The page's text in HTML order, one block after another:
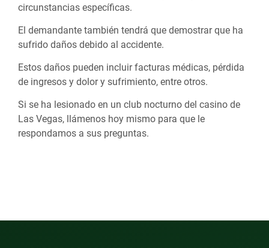
circunstancias específicas.
El demandante también tendrá que demostrar que ha
sufrido daños debido al accidente.
Estos daños pueden incluir facturas médicas, pérdida
de ingresos y dolor y sufrimiento, entre otros.
Si se ha lesionado en un club nocturno del casino de
Las Vegas, llámenos hoy mismo para que le
respondamos a sus preguntas.